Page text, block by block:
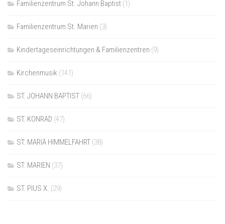
Familienzentrum St. Johann Baptist (1)
Familienzentrum St. Marien (3)
Kindertageseinrichtungen & Familienzentren (9)
Kirchenmusik (141)
ST. JOHANN BAPTIST (66)
ST. KONRAD (47)
ST. MARIÄ HIMMELFAHRT (38)
ST. MARIEN (37)
ST. PIUS X. (29)